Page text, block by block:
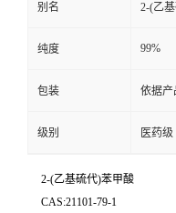
别名 2-(乙
纯度 99%
包装 依据产
级别 医药级
2-(乙基硫代)苯甲酸
CAS:21101-79-1